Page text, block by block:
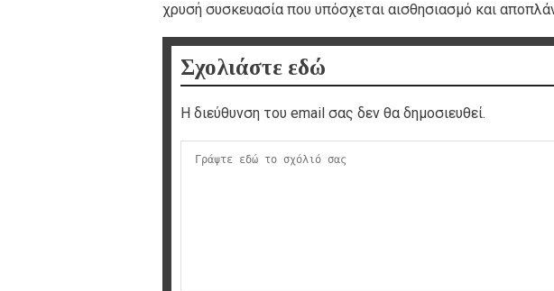
χρυσή συσκευασία που υπόσχεται αισθησιασμό και
Σχολιάστε εδώ
Η διεύθυνση του email σας δεν θα δημοσιευθεί.